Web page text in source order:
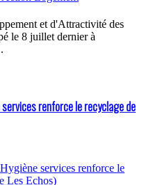
et d'Attractivité des
le 8 juillet dernier à
renforce le recyclage de